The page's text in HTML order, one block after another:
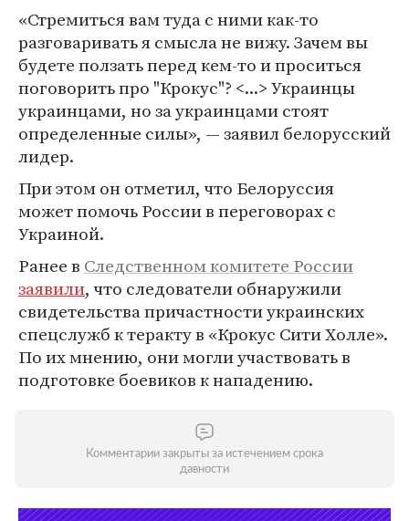
«Стремиться вам туда с ними как-то
разговаривать я смысла не вижу. Зачем вы
будете ползать перед кем-то и проситься
поговорить про "Крокус"? <...> Украинцы
украинцами, но за украинцами стоят
определенные силы», — заявил белорусский
лидер.
При этом он отметил, что Белоруссия
может помочь России в переговорах с
Украиной.
Ранее в Следственном комитете России
заявили, что следователи обнаружили
свидетельства причастности украинских
спецслужб к теракту в «Крокус Сити Холле».
По их мнению, они могли участвовать в
подготовке боевиков к нападению.
Комментарии закрыты за истечением срока
давности